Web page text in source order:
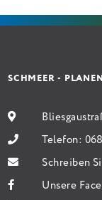
Sanierung in
SCHMEER -
Telefon:
Schreiben
Unsere